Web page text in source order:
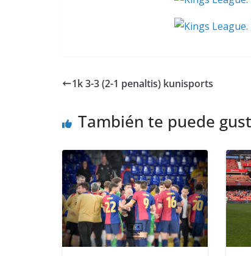
1k 3-3 (2-1 penaltis) kunisports
También te puede